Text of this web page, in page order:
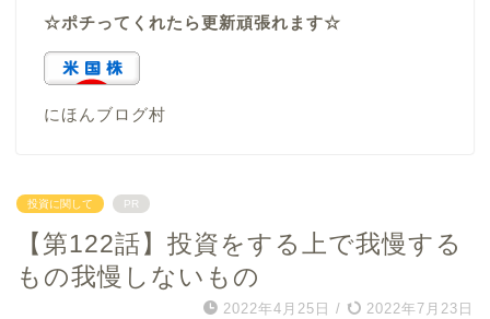
☆ポチってくれたら更新頑張れます☆
にほんブログ村
投資に関して PR
【第122話】投資をする上で我慢する
もの我慢しないもの
2022年4月25日 / 2022年7月23日